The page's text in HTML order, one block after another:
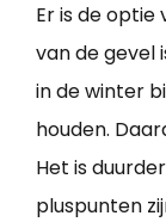
Er is de
van de gevel
in de winter
houden.
Het is
pluspunten